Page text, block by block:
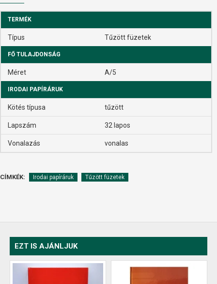
TERMÉK
Típus Tűzött füzetek
FŐ TULAJDONSÁG
Méret A/5
IRODAI PAPÍRÁRUK
Kötés típusa tűzött
Lapszám 32 lapos
Vonalazás vonalas
CÍMKÉK: Irodai papíráruk Tűzött füzetek
EZT IS AJÁNLJUK